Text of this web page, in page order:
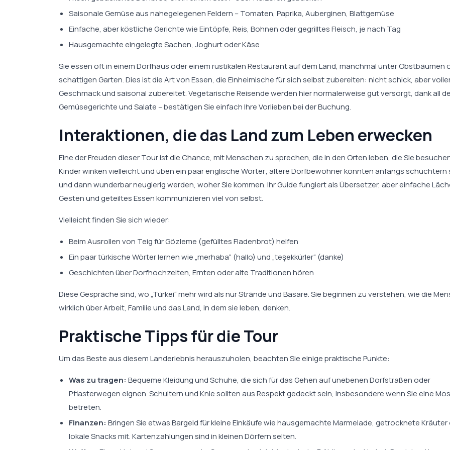
Saisonale Gemüse aus nahegelegenen Feldern – Tomaten, Paprika, Auberginen, Blattgemüse
Einfache, aber köstliche Gerichte wie Eintöpfe, Reis, Bohnen oder gegrilltes Fleisch, je nach Tag
Hausgemachte eingelegte Sachen, Joghurt oder Käse
Sie essen oft in einem Dorfhaus oder einem rustikalen Restaurant auf dem Land, manchmal unter Obstbäumen
schattigen Garten. Dies ist die Art von Essen, die Einheimische für sich selbst zubereiten: nicht schick, aber
Geschmack und saisonal zubereitet. Vegetarische Reisende werden hier normalerweise gut versorgt, dank all
Gemüsegerichte und Salate – bestätigen Sie einfach Ihre Vorlieben bei der Buchung.
Interaktionen, die das Land zum Leben erwecken
Eine der Freuden dieser Tour ist die Chance, mit Menschen zu sprechen, die in den Orten leben, die Sie
Kinder winken vielleicht und üben ein paar englische Wörter; ältere Dorfbewohner könnten anfangs schüchtern
und dann wunderbar neugierig werden, woher Sie kommen. Ihr Guide fungiert als Übersetzer, aber einfache
Gesten und geteiltes Essen kommunizieren viel von selbst.
Vielleicht finden Sie sich wieder:
Beim Ausrollen von Teig für Gözleme (gefülltes Fladenbrot) helfen
Ein paar türkische Wörter lernen wie „merhaba“ (hallo) und „teşekkürler“ (danke)
Geschichten über Dorfhochzeiten, Ernten oder alte Traditionen hören
Diese Gespräche sind, wo „Türkei“ mehr wird als nur Strände und Basare. Sie beginnen zu verstehen, wie die
wirklich über Arbeit, Familie und das Land, in dem sie leben, denken.
Praktische Tipps für die Tour
Um das Beste aus diesem Landerlebnis herauszuholen, beachten Sie einige praktische Punkte:
Was zu tragen: Bequeme Kleidung und Schuhe, die sich für das Gehen auf unebenen Dorfstraßen oder
Pflasterwegen eignen. Schultern und Knie sollten aus Respekt gedeckt sein, insbesondere wenn Sie eine
betreten.
Finanzen: Bringen Sie etwas Bargeld für kleine Einkäufe wie hausgemachte Marmelade, getrocknete Kräuter
lokale Snacks mit. Kartenzahlungen sind in kleinen Dörfern selten.